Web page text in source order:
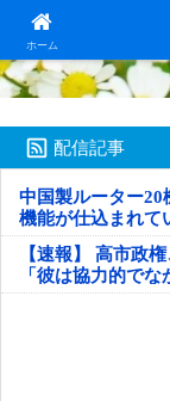
ホーム日本第一！
配信記事
中国製ルーター20
機能が仕込まれて
【速報】 高市政
「彼は協力的で
判明